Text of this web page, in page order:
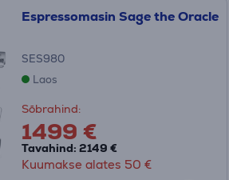
Espressomasin Sage the Oracle
SES980
Laos
Sõbrahind:
1499 €
Tavahind: 2149 €
Kuumakse alates 50 €